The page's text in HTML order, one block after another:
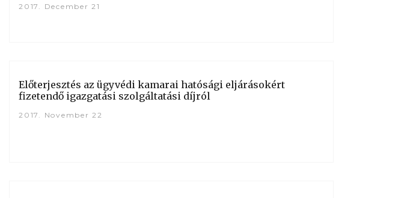
2017. December 21
Előterjesztés az ügyvédi kamarai hatósági eljárásokért
fizetendő igazgatási szolgáltatási díjról
2017. November 22